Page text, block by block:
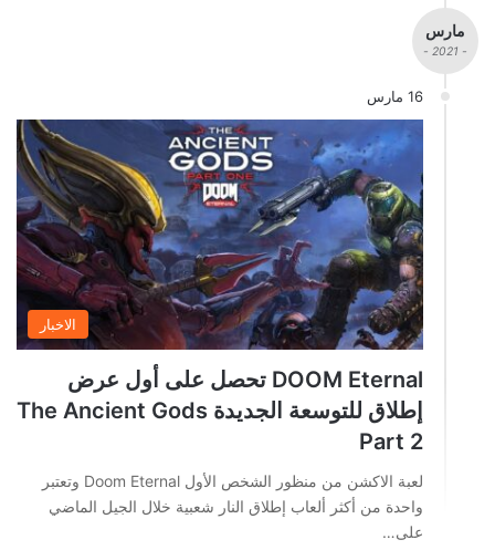
مارس
- 2021 -
16 مارس
الاخبار
DOOM Eternal تحصل على أول عرض
إطلاق للتوسعة الجديدة The Ancient Gods
Part 2
لعبة الاكشن من منظور الشخص الأول Doom Eternal وتعتبر
واحدة من أكثر ألعاب إطلاق النار شعبية خلال الجيل الماضي
على…